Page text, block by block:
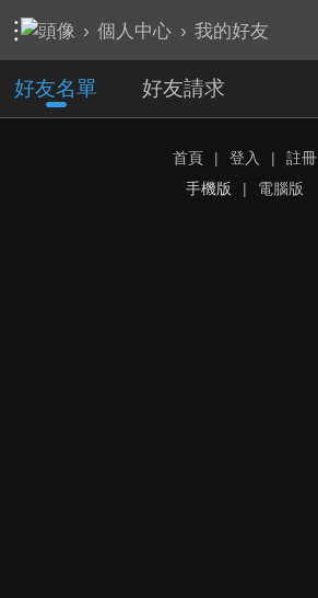
› 個人中心 › 我的好友
好友名單 好友請求
首頁 | 登入 |
註冊
手機版
| 電腦版